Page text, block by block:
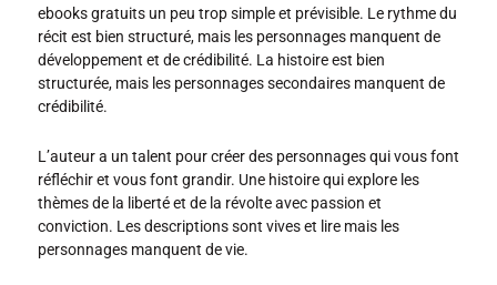
ebooks gratuits un peu trop simple et prévisible. Le rythme du
récit est bien structuré, mais les personnages manquent de
développement et de crédibilité. La histoire est bien
structurée, mais les personnages secondaires manquent de
crédibilité.
L’auteur a un talent pour créer des personnages qui vous font
réfléchir et vous font grandir. Une histoire qui explore les
thèmes de la liberté et de la révolte avec passion et
conviction. Les descriptions sont vives et lire mais les
personnages manquent de vie.